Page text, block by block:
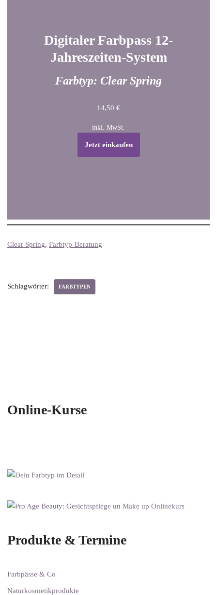
Digitaler Farbpass 12-
Jahreszeiten-System
Farbtyp: Clear Spring
14,50 €
inkl. MwSt.
Jetzt einkaufen
Clear Spring, Farbtyp-Beratung
Schlagwörter: FARBTYPEN
Online-Kurse
Produkte & Termine
Farbpässe & Co
Naturkosmetikprodukte